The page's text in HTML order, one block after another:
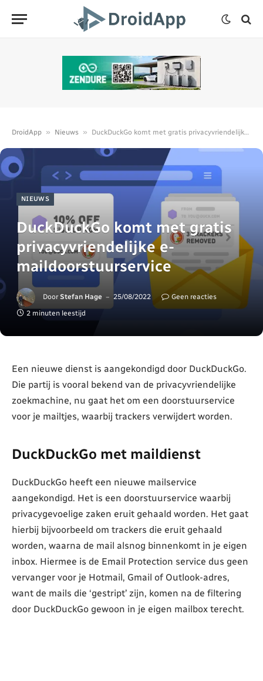
DroidApp » Nieuws » DuckDuckGo komt met gratis privacyvriendelijke e-maildoorstuurservice
NIEUWS
DuckDuckGo komt met gratis
privacyvriendelijke e-
maildoorstuurservice
Door Stefan Hage 25/08/2022
Geen reacties
2 minuten leestijd
Een nieuwe dienst is aangekondigd door DuckDuckGo.
Die partij is vooral bekend van de privacyvriendelijke
zoekmachine, nu gaat het om een doorstuurservice
voor je mailtjes, waarbij trackers verwijdert worden.
DuckDuckGo met maildienst
DuckDuckGo heeft een nieuwe mailservice
aangekondigd. Het is een doorstuurservice waarbij
privacygevoelige zaken eruit gehaald worden. Het gaat
hierbij bijvoorbeeld om trackers die eruit gehaald
worden, waarna de mail alsnog binnenkomt in je eigen
inbox. Hiermee is de Email Protection service dus geen
vervanger voor je Hotmail, Gmail of Outlook-adres,
want de mails die ‘gestript’ zijn, komen na de filtering
door DuckDuckGo gewoon in je eigen mailbox terecht.